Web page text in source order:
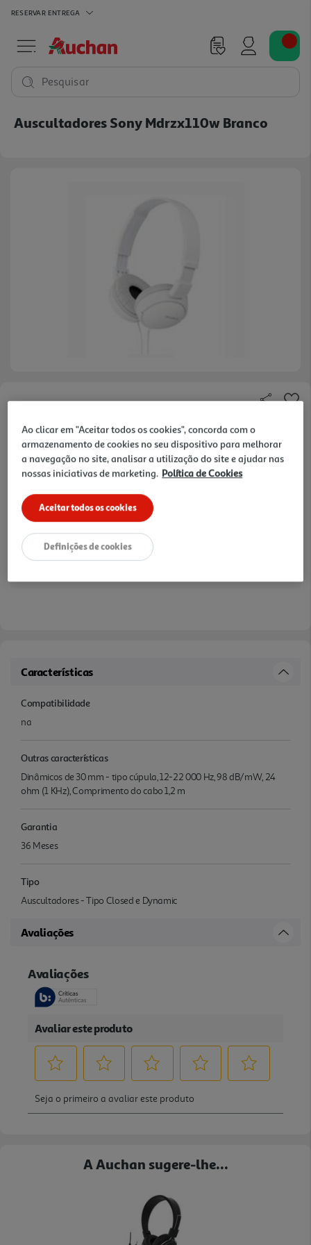
RESERVAR ENTREGA
Pesquisar
Auscultadores Sony Mdrzx110w Branco
Ref. / EAN:
4905524937787
Receba em casa a 11/08/2026
, se encomendar até às 12h.
3h
Recolha Drive *
*Mediante disponibilidade de slot de entrega e stock em loja.
Características
Compatibilidade
na
Outras características
Dinâmicos de 30 mm - tipo cúpula, 12-22 000 Hz, 98 dB/mW, 24
ohm (1 KHz), Comprimento do cabo 1,2 m
Garantia
36 Meses
Tipo
Auscultadores - Tipo Closed e Dynamic
Avaliações
A Auchan sugere-lhe...
Ao clicar em "Aceitar todos os cookies", concorda com o
armazenamento de cookies no seu dispositivo para melhorar
a navegação no site, analisar a utilização do site e ajudar nas
nossas iniciativas de marketing. Política de Cookies
Aceitar todos os cookies
Definições de cookies